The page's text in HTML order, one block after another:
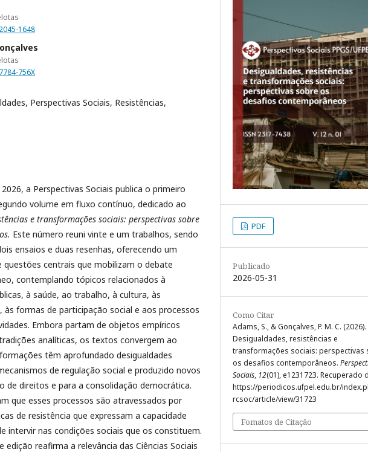
1648
756X
Perspectivas Sociais, Resistências,
a Perspectivas Sociais publica o primeiro
volume em fluxo contínuo, dedicado ao
e transformações sociais: perspectivas sobre
Este número reuni vinte e um trabalhos, sendo
ensaios e duas resenhas, oferecendo um
centrais que mobilizam o debate
contemplando tópicos relacionados à
à saúde, ao trabalho, à cultura, às
às formas de participação social e aos processos
Embora partam de objetos empíricos
analíticas, os textos convergem ao
têm aprofundado desigualdades
de regulação social e produzido novos
de direitos e para a consolidação democrática.
que esses processos são atravessados por
de resistência que expressam a capacidade
intervir nas condições sociais que os constituem.
edição reafirma a relevância das Ciências Sociais
PDF
Publicado
2026-05-31
Como Citar
Adams, S., & Gonçalves, P. M. C. (2026).
Desigualdades, resistências e
transformações sociais: perspectivas
os desafios contemporâneos.
Sociais, 12(01), e1231723. Recuperado
https://periodicos.ufpel.edu.br/
rcsoc/article/view/31723
Fomatos de Citação